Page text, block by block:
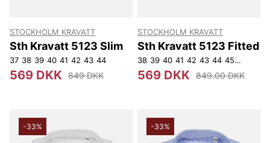
STOCKHOLM KRAVATT
Sth Kravatt 5123 Slim
37 38 39 40 41 42 43 44
569 DKK 849 DKK
STOCKHOLM KRAVATT
Sth Kravatt 5123 Fitted
38 39 40 41 42 43 44 45 46
569 DKK 849.00 DKK
-33% -33%